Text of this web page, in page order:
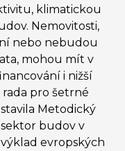
klimatickou
Nemovitosti,
nebo nebudou
mohou mít v
i nižší
pro šetrné
Metodický
budov v
evropských